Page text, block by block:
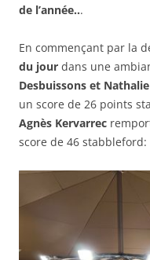
de l’année...
En commençant par la
du jour dans une
Desbuissons et
un score de 26 points
Agnès Kervarrec
score de 46 stabbleford: